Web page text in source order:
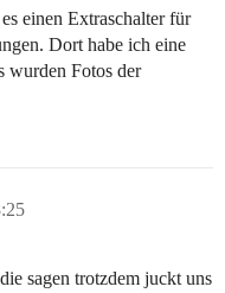
einen Extraschalter für
Dort habe ich eine
wurden Fotos der
sagen trotzdem juckt uns